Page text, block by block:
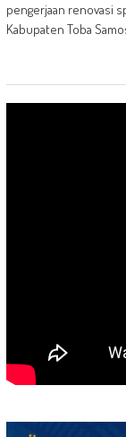
pengerjaan renovasi
Kabupaten Toba